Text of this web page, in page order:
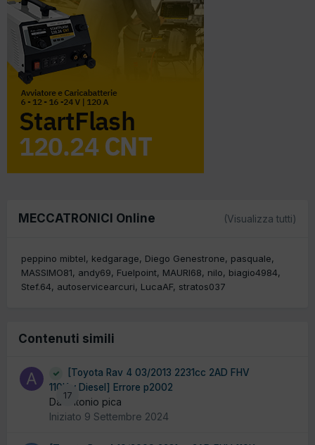
MECCATRONICI Online (Visualizza tutti)
peppino mibtel kedgarage Diego Genestrone
pasquale
MASSIMO81
andy69 Fuelpoint MAURI68 nilo
biagio4984
Stef.64
autoservicearcuri LucaAF stratos037
Contenuti simili
17
[Toyota Rav 4 03/2013 2231cc 2AD FHV
110Kw Diesel] Errore p2002
Da antonio pica
Iniziato 9 Settembre 2024